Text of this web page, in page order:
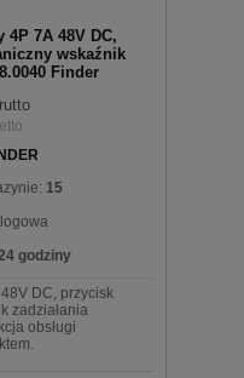
4P 7A 48V DC,
wskaźnik
Finder
15
godziny
DC, przycisk
zadziałania
obsługi